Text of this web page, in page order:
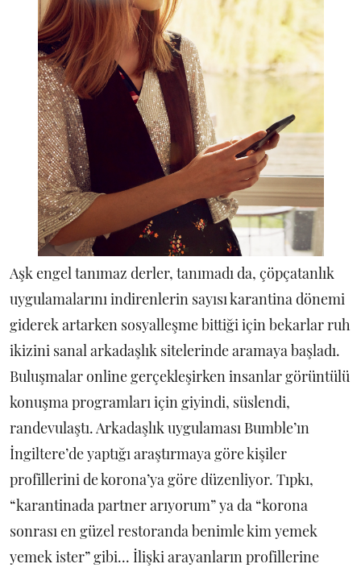
Aşk engel tanımaz derler, tanımadı da, çöpçatanlık
uygulamalarını indirenlerin sayısı karantina dönemi
giderek artarken sosyalleşme bittiği için bekarlar ruh
ikizini sanal arkadaşlık sitelerinde aramaya başladı.
Buluşmalar online gerçekleşirken insanlar görüntülü
konuşma programları için giyindi, süslendi,
randevulaştı. Arkadaşlık uygulaması Bumble’ın
İngiltere’de yaptığı araştırmaya göre kişiler
profillerini de korona’ya göre düzenliyor. Tıpkı,
“karantinada partner arıyorum” ya da “korona
sonrası en güzel restoranda benimle kim yemek
yemek ister” gibi... İlişki arayanların profillerine